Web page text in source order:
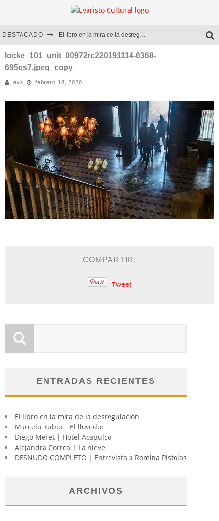
DESTACADO El libro en la mira de la desregulación
Marcelo Rubio | El llovedor
locke_101_unit_00972rc220191114-6368-
695qs7.jpeg_copy
eva febrero 18, 2020
COMPARTIR:
Tweet
ENTRADAS RECIENTES
El libro en la mira de la desregulación
Marcelo Rubio | El llovedor
Diego Meret | Hotel Acapulco
Alejandra Correa | La nieve
DESNUDO COMPLETO | Entrevista a Romina Pistolas
ARCHIVOS